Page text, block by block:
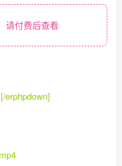
请付费后查看
erphpdown]